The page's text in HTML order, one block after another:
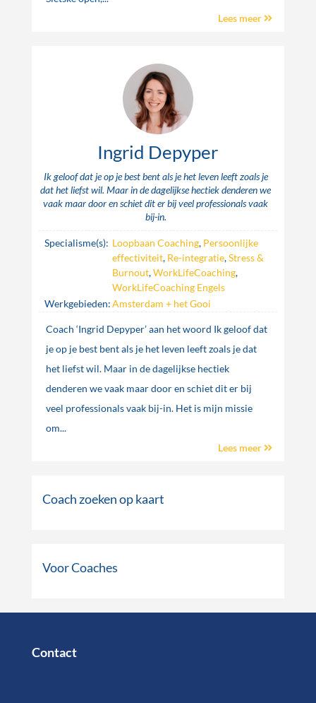
Lees meer
Ingrid Depyper
Ik geloof dat je op je best bent als je het leven leeft zoals je
dat het liefst wil. Maar in de dagelijkse hectiek denderen we
vaak maar door en schiet dit er bij veel professionals vaak
bij-in.
Specialisme(s): Loopbaan Coaching, Persoonlijke
effectiviteit, Re-integratie,Stress &
Burnout,WorkLifeCoaching,
WorkLifeCoaching Engels
Werkgebieden:Amsterdam + het Gooi
Coach ‘Ingrid Depyper’ aan het woord Ik geloof dat
je op je best bent als je het leven leeft zoals je dat
het liefst wil. Maar in de dagelijkse hectiek
denderen we vaak maar door en schiet dit er bij
veel professionals vaak bij-in. Het is mijn missie
om...
Lees meer
Coach zoeken op kaart
Voor Coaches
Contact